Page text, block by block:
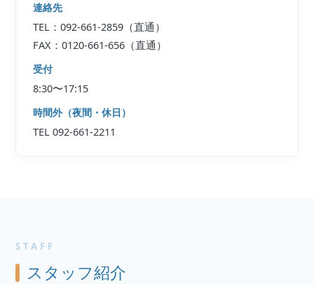
連絡先
TEL：092-661-2859（直通）
FAX：0120-661-656（直通）
受付
8:30〜17:15
時間外（夜間・休日）
TEL 092-661-2211
STAFF
スタッフ紹介